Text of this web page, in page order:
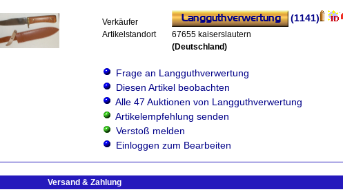
Verkäufer (1141)
Artikelstandort
67655 kaiserslautern
(Deutschland)
Frage an Langguthverwertung
Diesen Artikel beobachten
Alle 47 Auktionen von Langguthverwertung
Artikelempfehlung senden
Verstoß melden
Einloggen zum Bearbeiten
Versand & Zahlung